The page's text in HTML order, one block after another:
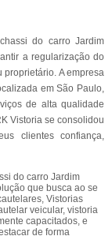
do carro Jardim
a regularização do
A empresa
em São Paulo,
de alta qualidade
Vistoria se consolidou
clientes confiança,
do carro Jardim
que busca ao se
Vistorias
veicular, vistoria
capacitados, e
de forma